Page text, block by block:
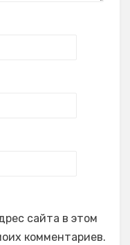
сайта в этом
комментариев.